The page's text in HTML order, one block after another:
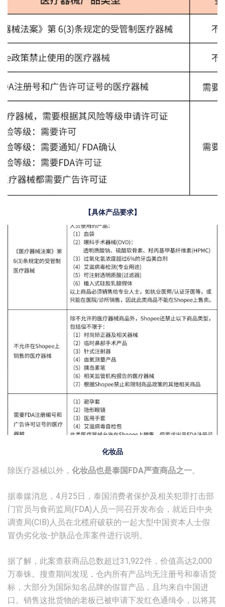
【具体产品要求】
化妆品
除医疗器械以外， 化妆品也是泰国FDA严查商品之一。
据泰媒消息，4月25日，泰国消费者保护及相关犯罪打击部
门官员与食药监局(FDA)人员一同召开发布会，就近日中央
调查局(CIB)人员在北榄府破获的一起大型中国资本人士假
冒伪劣化妆-护肤品仓库案件进行说明。
据了解，此案查获商品总数超过31,922件，价值高达2,000
万泰铢。搜查期间发现，仓内所有产品均无注册号和泰语货
标，大部分为国际知名品牌的假冒产品，且均来自中国进
口。销售这批货物的老板已被申请下发红色通缉令，以将其